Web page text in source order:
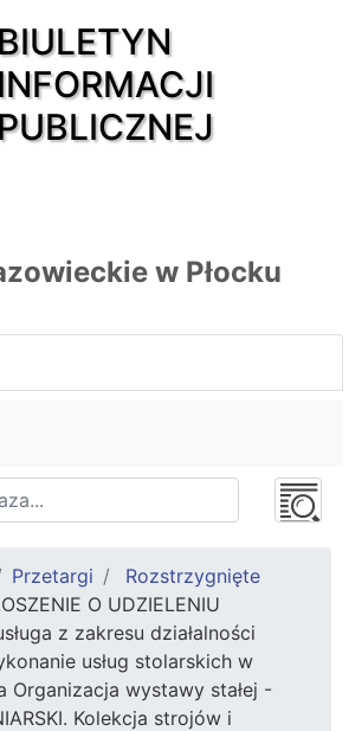
BIULETYN
INFORMACJI
PUBLICZNEJ
w Płocku
Przetargi
Rozstrzygnięte
O UDZIELENIU
z zakresu działalności
usług stolarskich w
Organizacja wystawy stałej -
Kolekcja strojów i